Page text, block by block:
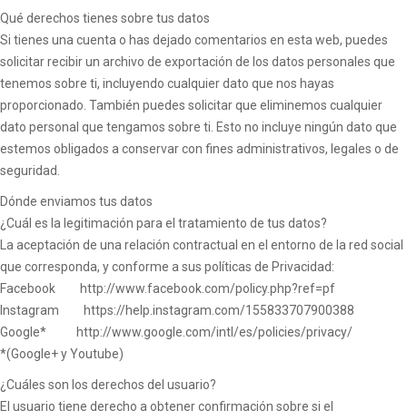
Qué derechos tienes sobre tus datos
Si tienes una cuenta o has dejado comentarios en esta web, puedes
solicitar recibir un archivo de exportación de los datos personales que
tenemos sobre ti, incluyendo cualquier dato que nos hayas
proporcionado. También puedes solicitar que eliminemos cualquier
dato personal que tengamos sobre ti. Esto no incluye ningún dato que
estemos obligados a conservar con fines administrativos, legales o de
seguridad.
Dónde enviamos tus datos
¿Cuál es la legitimación para el tratamiento de tus datos?
La aceptación de una relación contractual en el entorno de la red social
que corresponda, y conforme a sus políticas de Privacidad:
Facebook http://www.facebook.com/policy.php?ref=pf
Instagram https://help.instagram.com/155833707900388
Google* http://www.google.com/intl/es/policies/privacy/
*(Google+ y Youtube)
¿Cuáles son los derechos del usuario?
El usuario tiene derecho a obtener confirmación sobre si el